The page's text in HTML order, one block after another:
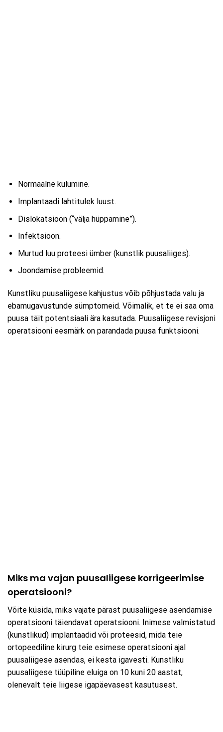
Normaalne kulumine.
Implantaadi lahtitulek luust.
Dislokatsioon (“välja hüppamine”).
Infektsioon.
Murtud luu proteesi ümber (kunstlik puusaliiges).
Joondamise probleemid.
Kunstliku puusaliigese kahjustus võib põhjustada valu ja
ebamugavustunde sümptomeid. Võimalik, et te ei saa oma
puusa täit potentsiaali ära kasutada. Puusaliigese revisjoni
operatsiooni eesmärk on parandada puusa funktsiooni.
Miks ma vajan puusaliigese korrigeerimise
operatsiooni?
Võite küsida, miks vajate pärast puusaliigese asendamise
operatsiooni täiendavat operatsiooni. Inimese valmistatud
(kunstlikud) implantaadid või proteesid, mida teie
ortopeediline kirurg teie esimese operatsiooni ajal
puusaliigese asendas, ei kesta igavesti. Kunstliku
puusaliigese tüüpiline eluiga on 10 kuni 20 aastat,
olenevalt teie liigese igapäevasest kasutusest.